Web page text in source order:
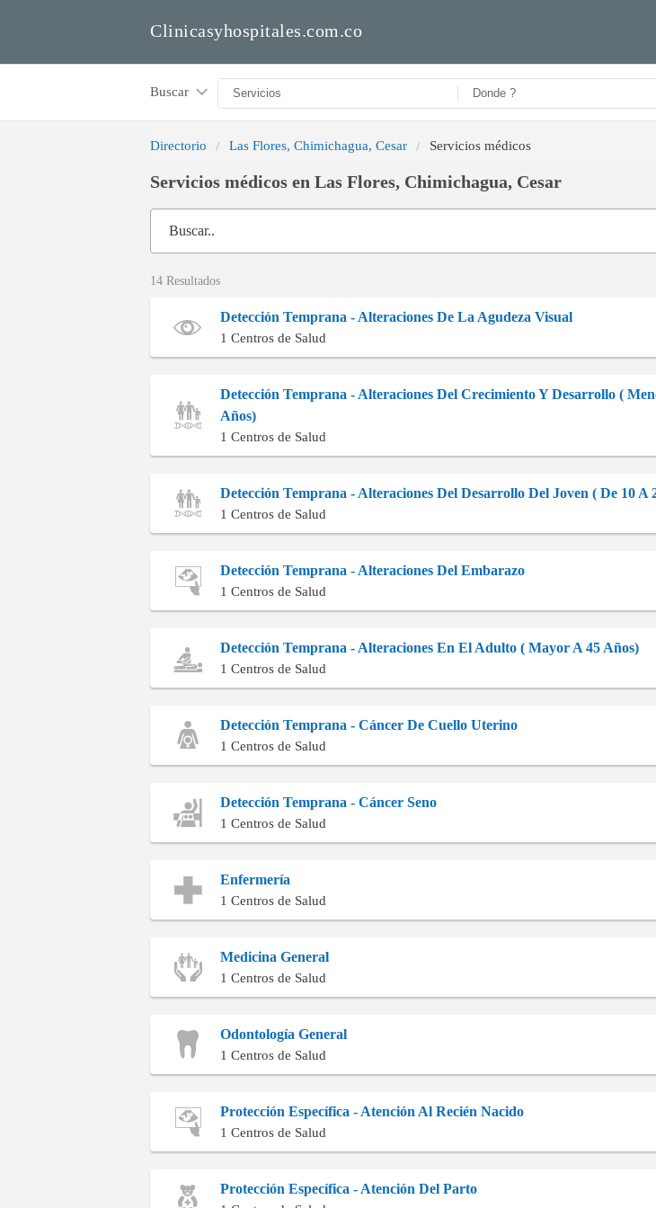
Clinicasyhospitales.com.co
Buscar
Directorio Las Flores, Chimichagua, Cesar Servicios médicos
Servicios médicos en Las Flores, Chimichagua, Cesar
Buscar..
14 Resultados
Detección Temprana - Alteraciones De La Agudeza Visual
1 Centros de Salud
Detección Temprana - Alteraciones Del Crecimiento Y Desarrollo (
Años)
1 Centros de Salud
Detección Temprana - Alteraciones Del Desarrollo Del Joven ( De 10 A
1 Centros de Salud
Detección Temprana - Alteraciones Del Embarazo
1 Centros de Salud
Detección Temprana - Alteraciones En El Adulto ( Mayor A 45 Años)
1 Centros de Salud
Detección Temprana - Cáncer De Cuello Uterino
1 Centros de Salud
Detección Temprana - Cáncer Seno
1 Centros de Salud
Enfermería
1 Centros de Salud
Medicina General
1 Centros de Salud
Odontología General
1 Centros de Salud
Protección Específica - Atención Al Recién Nacido
1 Centros de Salud
Protección Específica - Atención Del Parto